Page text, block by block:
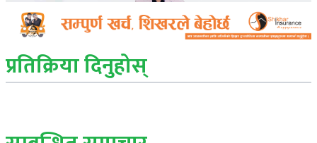
प्रतिक्रिया दिनुहोस्